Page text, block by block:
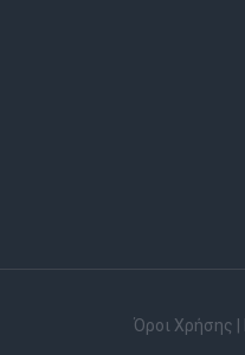
Όροι Χρήσης